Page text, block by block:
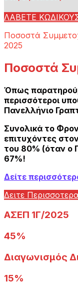
ΛΑΒΕΤΕ
Ποσοστά
2025
Ποσοστά
Όπως
περισσότεροι
Πανελλήνιο
Συνολικά το
επιτυχόντες
του 80% (όταν ο
67%!
Δείτε
Δειτε Περισσοτερα
ΑΣΕΠ 1Γ/2025
45%
Διαγωνισμός
15%